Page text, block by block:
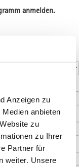
Anzeigen zu
anbieten
zu
zu Ihrer
Partner für
weiter. Unsere
anmelden.